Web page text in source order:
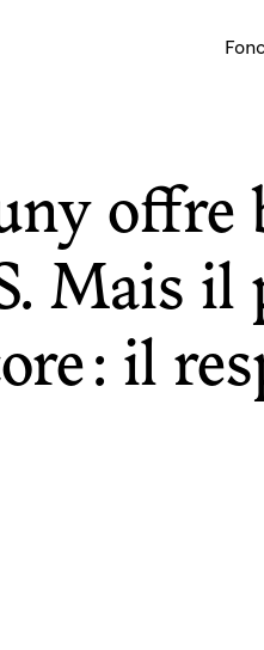
offre
Mais il
: il